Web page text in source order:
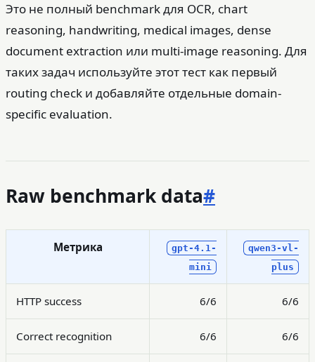
Это не полный benchmark для OCR, chart
reasoning, handwriting, medical images, dense
document extraction или multi-image reasoning. Для
таких задач используйте этот тест как первый
routing check и добавляйте отдельные domain-
specific evaluation.
Raw benchmark data#
Метрика
gpt-4.1-
mini
qwen3-vl-
plus
HTTP success 6/6 6/6
Correct recognition 6/6 6/6